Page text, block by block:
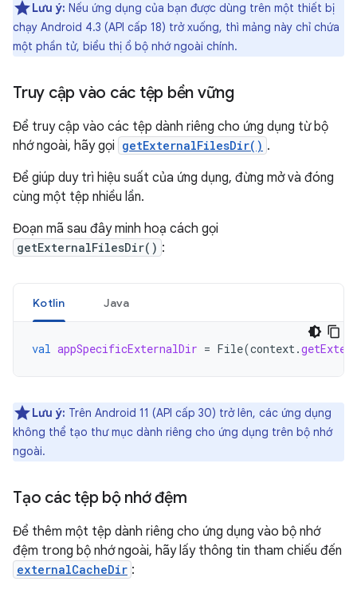
Lưu ý: Nếu ứng dụng của bạn được dùng trên một thiết bị
chạy Android 4.3 (API cấp 18) trở xuống, thì mảng này chỉ chứa
một phần tử, biểu thị ổ bộ nhớ ngoài chính.
Truy cập vào các tệp bền vững
Để truy cập vào các tệp dành riêng cho ứng dụng từ bộ
nhớ ngoài, hãy gọi getExternalFilesDir() .
Để giúp duy trì hiệu suất của ứng dụng, đừng mở và đóng
cùng một tệp nhiều lần.
Đoạn mã sau đây minh hoạ cách gọi
getExternalFilesDir() :
Kotlin Java
val appSpecificExternalDir = File(context.
Lưu ý: Trên Android 11 (API cấp 30) trở lên, các ứng dụng
không thể tạo thư mục dành riêng cho ứng dụng trên bộ nhớ
ngoài.
Tạo các tệp bộ nhớ đệm
Để thêm một tệp dành riêng cho ứng dụng vào bộ nhớ
đệm trong bộ nhớ ngoài, hãy lấy thông tin tham chiếu đến
externalCacheDir :